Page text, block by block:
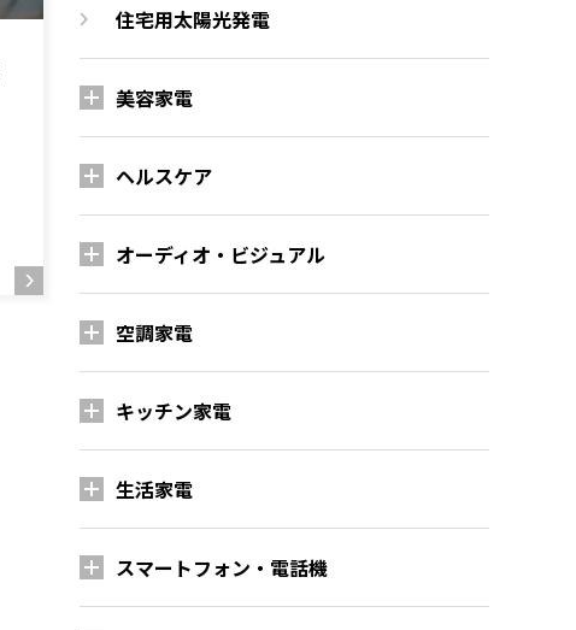
住宅用太陽光発電
美容家電
ヘルスケア
オーディオ・ビジュアル
空調家電
キッチン家電
生活家電
スマートフォン・電話機